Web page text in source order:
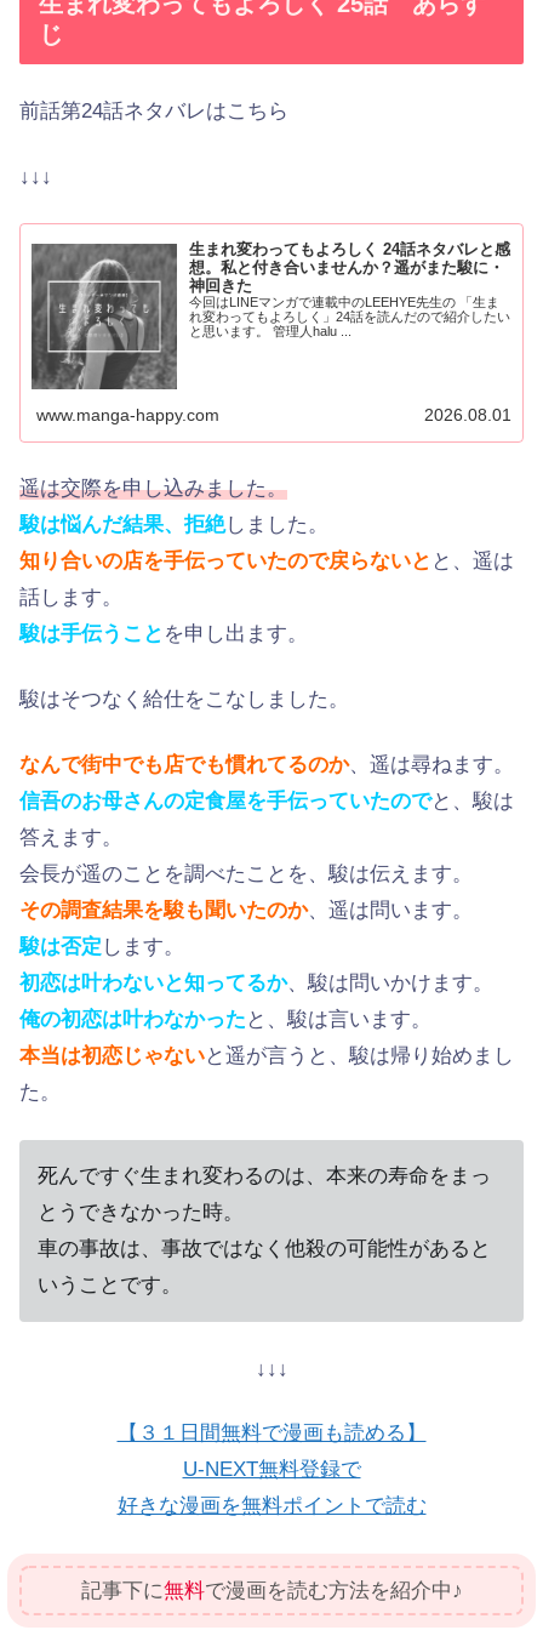
じ
前話第24話ネタバレはこちら
↓↓↓
生まれ変わってもよろしく 24話ネタバレと感
想。私と付き合いませんか？遥がまた駿に・
神回きた
今回はLINEマンガで連載中のLEEHYE先生の 「生ま
れ変わってもよろしく」24話を読んだので紹介したい
と思います。 管理人halu ...
www.manga-happy.com 2026.08.01
遥は交際を申し込みました。
駿は悩んだ結果、拒絶しました。
知り合いの店を手伝っていたので戻らないと と、遥は
話します。
駿は手伝うこと を申し出ます。
駿はそつなく給仕をこなしました。
なんで街中でも店でも慣れてるのか、遥は尋ねます。
信吾のお母さんの定食屋を手伝っていたのでと、駿は
答えます。
会長が遥のことを調べたことを、駿は伝えます。
その調査結果を駿も聞いたのか、遥は問います。
駿は否定 します。
初恋は叶わないと知ってるか、駿は問いかけます。
俺の初恋は叶わなかった と、駿は言います。
本当は初恋じゃないと遥が言うと、駿は帰り始めまし
た。
死んですぐ生まれ変わるのは、本来の寿命をまっ
とうできなかった時。
車の事故は、事故ではなく他殺の可能性があると
いうことです。
↓↓↓
【３１日間無料で漫画も読める】
U-NEXT無料登録で
好きな漫画を無料ポイントで読む
記事下に無料で漫画を読む方法を紹介中♪